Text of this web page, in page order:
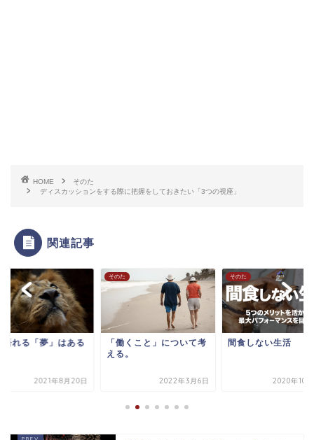
HOME
そのた
ディスカッションをする際に把握をしておきたい「3つの視座」
関連記事
語れる「夢」はある
2021年8月20日
そのた
「働くこと」について考
える。
2022年3月6日
そのた
間食しない生活
2020年10